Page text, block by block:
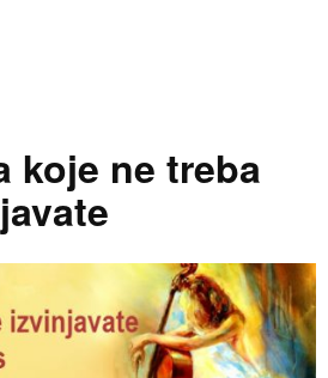
koje ne treba